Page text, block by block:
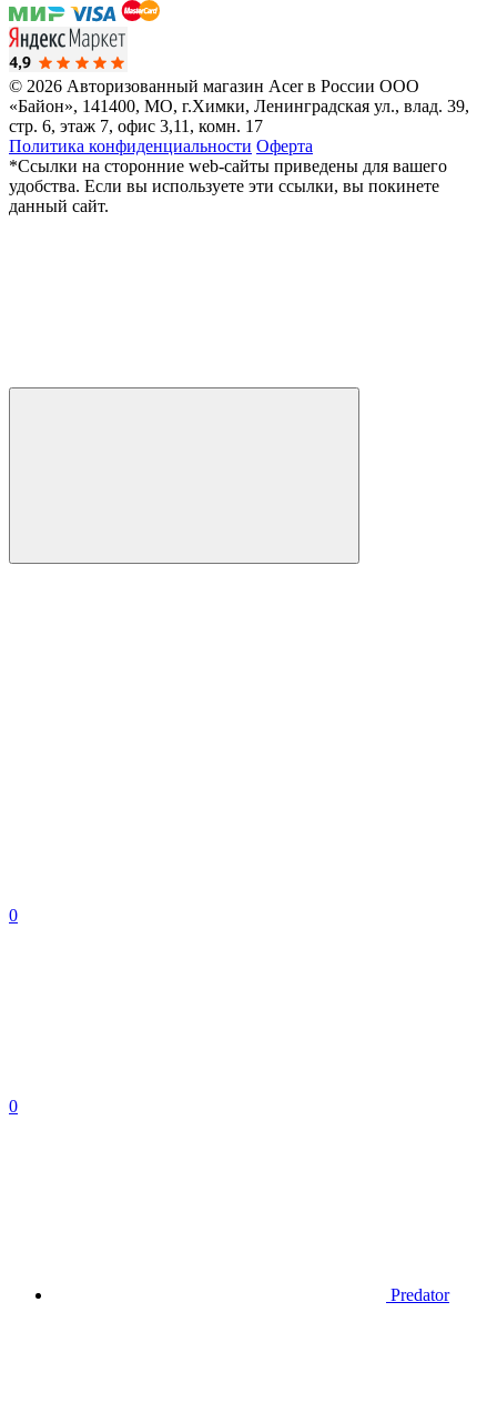
© 2026 Авторизованный магазин Acer в России ООО
«Байон», 141400, МО, г.Химки, Ленинградская ул., влад. 39,
стр. 6, этаж 7, офис 3,11, комн. 17
Политика конфиденциальности Оферта
*Ссылки на сторонние web-сайты приведены для вашего
удобства. Если вы используете эти ссылки, вы покинете
данный сайт.
0
0
Predator